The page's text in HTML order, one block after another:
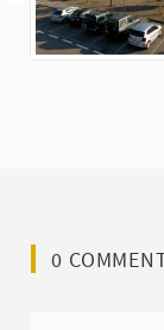
(External link)
0